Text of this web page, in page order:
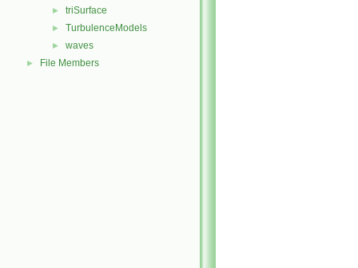
► triSurface
► TurbulenceModels
► waves
► File Members